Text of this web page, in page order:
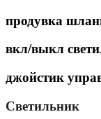
продувка
вкл/выкл
джойстик
Светильник